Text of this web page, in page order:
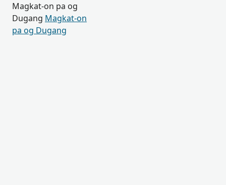
Magkat-on pa og
Dugang Magkat-on
pa og Dugang